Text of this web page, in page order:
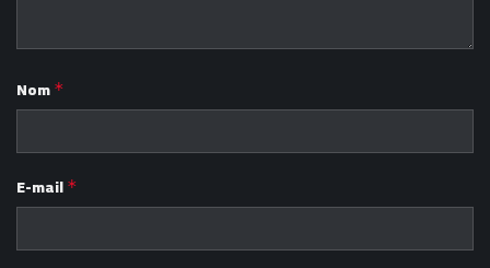
Nom *
E-mail *